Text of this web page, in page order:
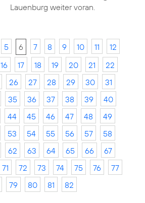
Lauenburg weiter voran.
5 6 7 8 9 10 11
12
16 17 18 19 20 21
22
26 27 28 29 30
31
35 36 37 38 39
40
44 45 46 47 48
49
53 54 55 56 57
58
62 63 64 65 66
67
71 72 73 74 75 76
77
79 80 81 82